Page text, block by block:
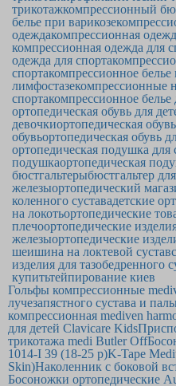
трикотажкомпрессионный
белье при варикозе
одеждакомпрессионная
компрессионная одежда для
одежда для спорта
спортакомпрессионное белье
лимфостазекомпрессионные
спортакомпрессионное
ортопедическая обувь для
девочкиортопедическая
обувьортопедическая обувь
ортопедическая подушка для
подушкаортопедическая
бюстгальтерыбюстгальтер
железыортопедический
коленного суставадетские
на локотьортопедические
плечоортопедические
железыортопедические
шеишина на локтевой сустав
изделия для тазобедренного
купитьтейпирование киев
Гольфы компрессионные
лучезапястного сустава и
компрессионная mediven
для детей Clavicare Kids
трикотажа medi Butler Off
1014-I 39 (18-25 р)K-Tape
Skin)Наколенник с боковой
Босоножки ортопедические